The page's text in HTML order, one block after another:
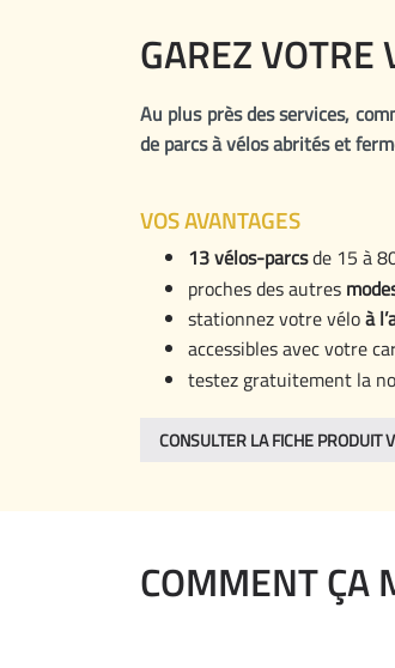
GAREZ VOTRE
Au plus près des services,
de parcs à vélos abrités et
VOS AVANTAGES
13 vélos-parcsde 15 à
proches des autres
stationnez votre véloà
accessibles avec votre
testez gratuitement la
CONSULTER LA FICHE PRODUIT
COMMENT ÇA